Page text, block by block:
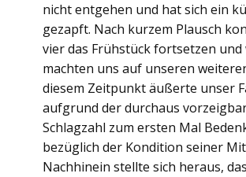
nicht entgehen und hat sich ein
gezapft. Nach kurzem Plausch
vier das Frühstück fortsetzen und
machten uns auf unseren
diesem Zeitpunkt äußerte unser
aufgrund der durchaus
Schlagzahl zum ersten Mal
bezüglich der Kondition seiner
Nachhinein stellte sich heraus,